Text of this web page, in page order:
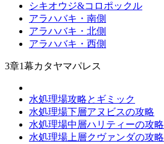
シキオウジ&コロポックル
アラハバキ・南側
アラハバキ・北側
アラハバキ・西側
3章1幕カタヤマパレス
水処理場攻略とギミック
水処理場下層アヌビスの攻略
水処理場中層ハリティーの攻略
水処理場上層クヴァンダの攻略